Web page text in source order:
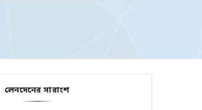
লেনদেনের সারাংশ